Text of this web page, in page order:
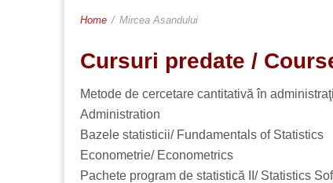
Home / Mircea Asandului
Cursuri predate /
Metode de cercetare cantitativă în
Administration
Bazele statisticii/ Fundamentals of Statistics
Econometrie/ Econometrics
Pachete program de statistică II/ Statistics